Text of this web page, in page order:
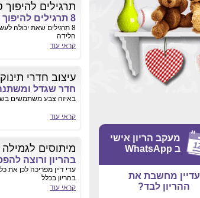
מעקב הריון אישי
ב WhatsApp
עדיין מחשבת את
ההריון לבד?
תרגילים
8 תרגילים להיפוך טבעי של העובר
8 תרגילים שאת יכולה
הלידה
קראי עוד
עיצוב חדרי
חדר שגדל
באיזה צבע משתמשים
קראי עוד
מיתוסים לגמילה
בהריון ורוצה
עדי דיין מפריכה לכן את
בהריון בכלל
קראי עוד